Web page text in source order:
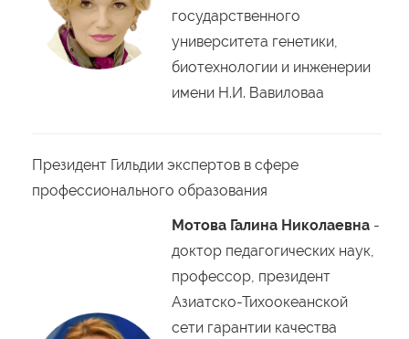
государственного
университета генетики,
биотехнологии и инженерии
имени Н.И. Вавиловаа
Президент Гильдии экспертов в сфере
профессионального образования
Мотова Галина Николаевна -
доктор педагогических наук,
профессор, президент
Азиатско-Тихоокеанской
сети гарантии качества